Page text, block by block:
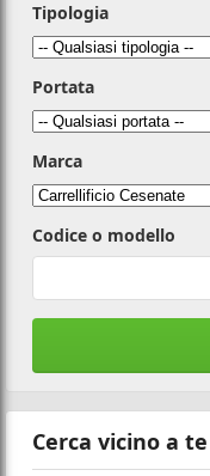
Tipologia
Portata
Marca
Codice o modello
Cerca vicino a te